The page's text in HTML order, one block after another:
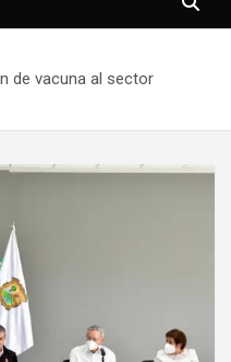
de vacuna al sector